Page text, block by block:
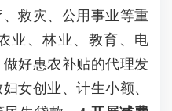
救灾、公用事业等重
业、林业、教育、电
好惠农补贴的代理发
女创业、计生小额、